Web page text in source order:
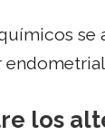
los